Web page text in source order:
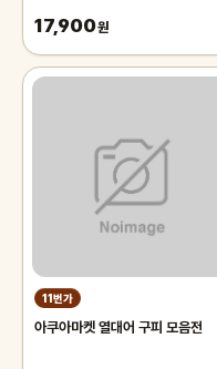
17,900원
11번가
아쿠아마켓 열대어 구피 모음전